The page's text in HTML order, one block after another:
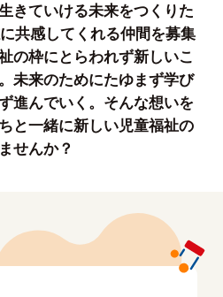
きていける未来をつくりた
共感してくれる仲間を募集
の枠にとらわれず新しいこ
未来のためにたゆまず学び
進んでいく。そんな想いを
と一緒に新しい児童福祉の
せんか？